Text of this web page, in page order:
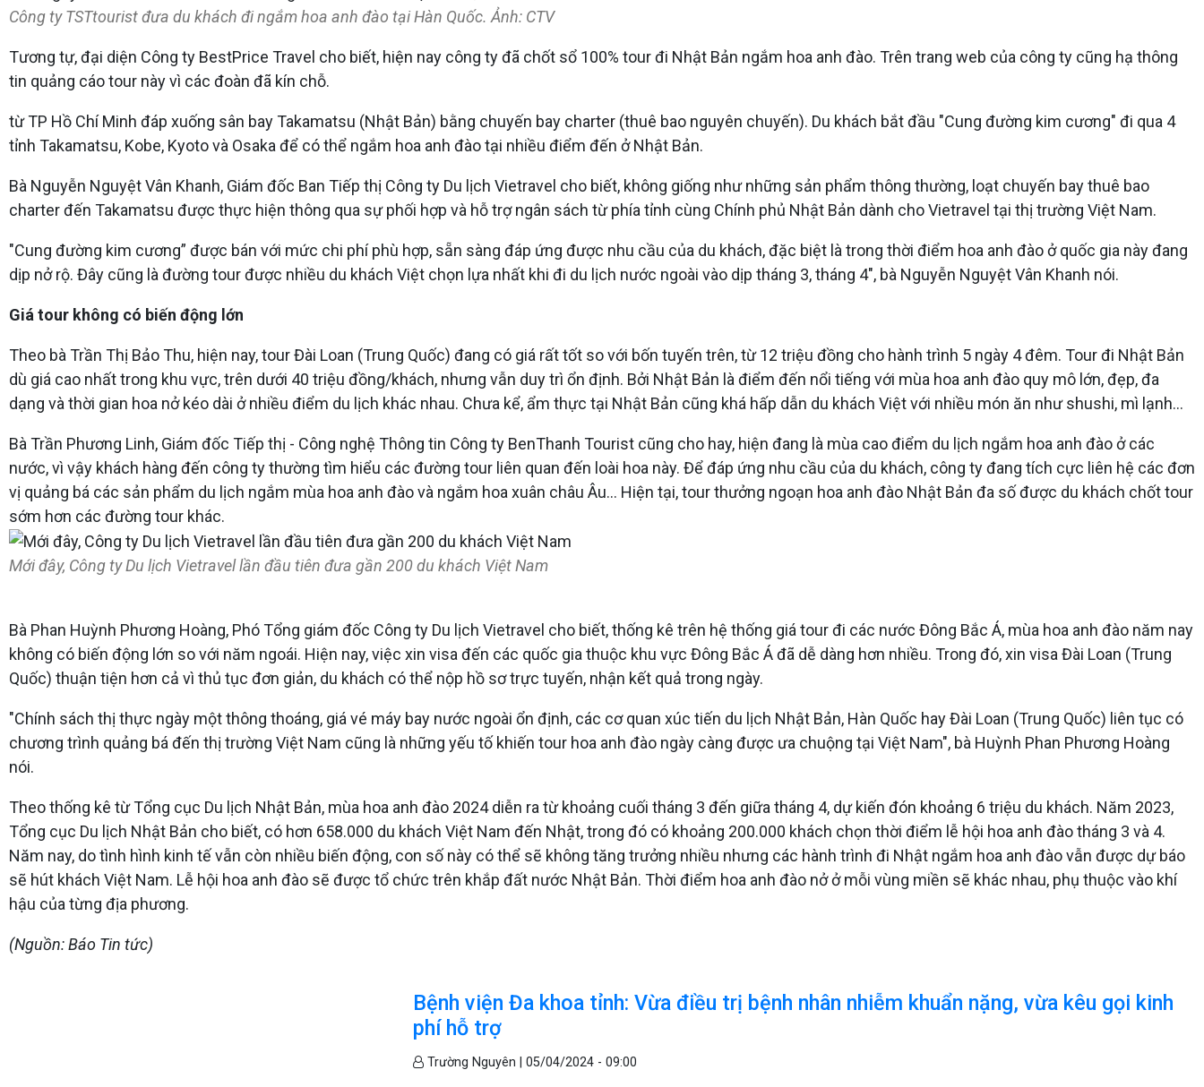
Công ty TSTtourist đưa du khách đi ngắm hoa anh đào tại Hàn Quốc. Ảnh: CTV
Tương tự, đại diện Công ty BestPrice Travel cho biết, hiện nay công ty đã chốt sổ 100% tour đi Nhật Bản ngắm hoa anh đào. Trên trang web của công ty cũng hạ thông
tin quảng cáo tour này vì các đoàn đã kín chỗ.
từ TP Hồ Chí Minh đáp xuống sân bay Takamatsu (Nhật Bản) bằng chuyến bay charter (thuê bao nguyên chuyến). Du khách bắt đầu "Cung đường kim cương" đi qua 4
tỉnh Takamatsu, Kobe, Kyoto và Osaka để có thể ngắm hoa anh đào tại nhiều điểm đến ở Nhật Bản.
Bà Nguyễn Nguyệt Vân Khanh, Giám đốc Ban Tiếp thị Công ty Du lịch Vietravel cho biết, không giống như những sản phẩm thông thường, loạt chuyến bay thuê bao
charter đến Takamatsu được thực hiện thông qua sự phối hợp và hỗ trợ ngân sách từ phía tỉnh cùng Chính phủ Nhật Bản dành cho Vietravel tại thị trường Việt Nam.
"Cung đường kim cương” được bán với mức chi phí phù hợp, sẵn sàng đáp ứng được nhu cầu của du khách, đặc biệt là trong thời điểm hoa anh đào ở quốc gia này đang
dịp nở rộ. Đây cũng là đường tour được nhiều du khách Việt chọn lựa nhất khi đi du lịch nước ngoài vào dịp tháng 3, tháng 4", bà Nguyễn Nguyệt Vân Khanh nói.
Giá tour không có biến động lớn
Theo bà Trần Thị Bảo Thu, hiện nay, tour Đài Loan (Trung Quốc) đang có giá rất tốt so với bốn tuyến trên, từ 12 triệu đồng cho hành trình 5 ngày 4 đêm. Tour đi Nhật Bản
dù giá cao nhất trong khu vực, trên dưới 40 triệu đồng/khách, nhưng vẫn duy trì ổn định. Bởi Nhật Bản là điểm đến nổi tiếng với mùa hoa anh đào quy mô lớn, đẹp, đa
dạng và thời gian hoa nở kéo dài ở nhiều điểm du lịch khác nhau. Chưa kể, ẩm thực tại Nhật Bản cũng khá hấp dẫn du khách Việt với nhiều món ăn như shushi, mì lạnh...
Bà Trần Phương Linh, Giám đốc Tiếp thị - Công nghệ Thông tin Công ty BenThanh Tourist cũng cho hay, hiện đang là mùa cao điểm du lịch ngắm hoa anh đào ở các
nước, vì vậy khách hàng đến công ty thường tìm hiểu các đường tour liên quan đến loài hoa này. Để đáp ứng nhu cầu của du khách, công ty đang tích cực liên hệ các đơn
vị quảng bá các sản phẩm du lịch ngắm mùa hoa anh đào và ngắm hoa xuân châu Âu… Hiện tại, tour thưởng ngoạn hoa anh đào Nhật Bản đa số được du khách chốt tour
sớm hơn các đường tour khác.
Mới đây, Công ty Du lịch Vietravel lần đầu tiên đưa gần 200 du khách Việt Nam
Bà Phan Huỳnh Phương Hoàng, Phó Tổng giám đốc Công ty Du lịch Vietravel cho biết, thống kê trên hệ thống giá tour đi các nước Đông Bắc Á, mùa hoa anh đào năm nay
không có biến động lớn so với năm ngoái. Hiện nay, việc xin visa đến các quốc gia thuộc khu vực Đông Bắc Á đã dễ dàng hơn nhiều. Trong đó, xin visa Đài Loan (Trung
Quốc) thuận tiện hơn cả vì thủ tục đơn giản, du khách có thể nộp hồ sơ trực tuyến, nhận kết quả trong ngày.
"Chính sách thị thực ngày một thông thoáng, giá vé máy bay nước ngoài ổn định, các cơ quan xúc tiến du lịch Nhật Bản, Hàn Quốc hay Đài Loan (Trung Quốc) liên tục có
chương trình quảng bá đến thị trường Việt Nam cũng là những yếu tố khiến tour hoa anh đào ngày càng được ưa chuộng tại Việt Nam", bà Huỳnh Phan Phương Hoàng
nói.
Theo thống kê từ Tổng cục Du lịch Nhật Bản, mùa hoa anh đào 2024 diễn ra từ khoảng cuối tháng 3 đến giữa tháng 4, dự kiến đón khoảng 6 triệu du khách. Năm 2023,
Tổng cục Du lịch Nhật Bản cho biết, có hơn 658.000 du khách Việt Nam đến Nhật, trong đó có khoảng 200.000 khách chọn thời điểm lễ hội hoa anh đào tháng 3 và 4.
Năm nay, do tình hình kinh tế vẫn còn nhiều biến động, con số này có thể sẽ không tăng trưởng nhiều nhưng các hành trình đi Nhật ngắm hoa anh đào vẫn được dự báo
sẽ hút khách Việt Nam. Lễ hội hoa anh đào sẽ được tổ chức trên khắp đất nước Nhật Bản. Thời điểm hoa anh đào nở ở mỗi vùng miền sẽ khác nhau, phụ thuộc vào khí
hậu của từng địa phương.
(Nguồn: Báo Tin tức)
Bệnh viện Đa khoa tỉnh: Vừa điều trị bệnh nhân nhiễm khuẩn nặng, vừa kêu gọi kinh
phí hỗ trợ
Trường Nguyên |05/04/2024 - 09:00